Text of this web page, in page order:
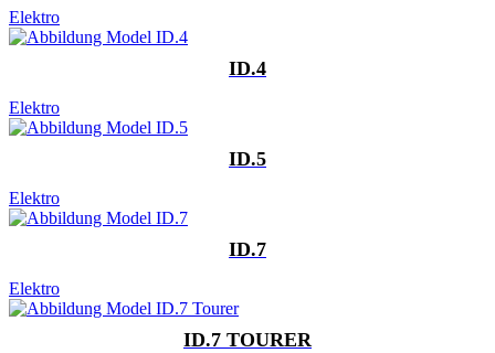
Elektro
ID.4
Elektro
ID.5
Elektro
ID.7
Elektro
ID.7 TOURER